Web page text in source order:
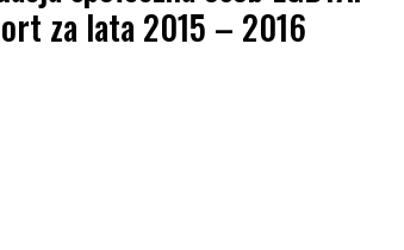
za lata 2015 – 2016